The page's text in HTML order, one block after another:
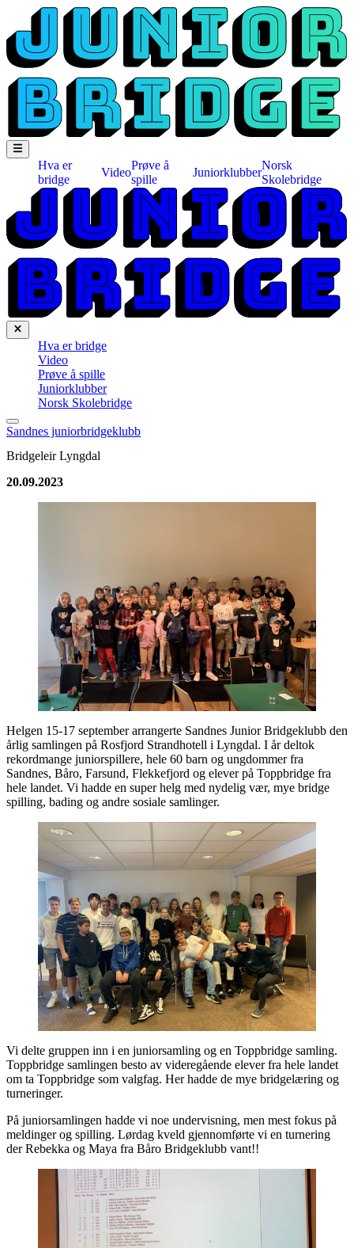
Hva er
bridge
Video
Prøve å
spille
Juniorklubber
Norsk
Skolebridge
Hva er bridge
Video
Prøve å spille
Juniorklubber
Norsk Skolebridge
Sandnes juniorbridgeklubb
Bridgeleir Lyngdal
20.09.2023
Helgen 15-17 september arrangerte Sandnes Junior Bridgeklubb den
årlig samlingen på Rosfjord Strandhotell i Lyngdal. I år deltok
rekordmange juniorspillere, hele 60 barn og ungdommer fra
Sandnes, Båro, Farsund, Flekkefjord og elever på Toppbridge fra
hele landet. Vi hadde en super helg med nydelig vær, mye bridge
spilling, bading og andre sosiale samlinger.
Vi delte gruppen inn i en juniorsamling og en Toppbridge samling.
Toppbridge samlingen besto av videregående elever fra hele landet
om ta Toppbridge som valgfag. Her hadde de mye bridgelæring og
turneringer.
På juniorsamlingen hadde vi noe undervisning, men mest fokus på
meldinger og spilling. Lørdag kveld gjennomførte vi en turnering
der Rebekka og Maya fra Båro Bridgeklubb vant!!